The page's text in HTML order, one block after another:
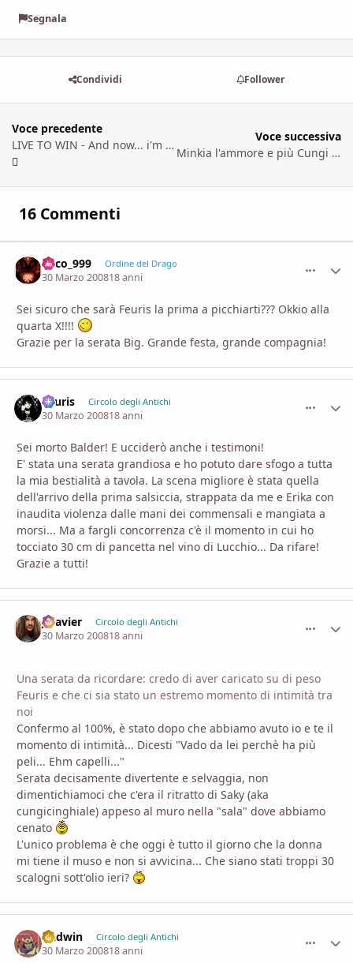
Segnala
Condividi Follower
Voce precedente
LIVE TO WIN - And now... i'm a Doctor
Voce successiva
Minkia l'ammore e più Cungi per tutti
16 Commenti
falco_999 Ordine del Drago
30 Marzo 200818 anni
Sei sicuro che sarà Feuris la prima a picchiarti??? Okkio alla
quarta X!!!!
Grazie per la serata Big. Grande festa, grande compagnia!
Feuris Circolo degli Antichi
30 Marzo 200818 anni
Sei morto Balder! E ucciderò anche i testimoni!
E' stata una serata grandiosa e ho potuto dare sfogo a tutta
la mia bestialità a tavola. La scena migliore è stata quella
dell'arrivo della prima salsiccia, strappata da me e Erika con
inaudita violenza dalle mani dei commensali e mangiata a
morsi... Ma a fargli concorrenza c'è il momento in cui ho
tocciato 30 cm di pancetta nel vino di Lucchio... Da rifare!
Grazie a tutti!
Jalavier Circolo degli Antichi
30 Marzo 200818 anni
Una serata da ricordare: credo di aver caricato su di peso
Feuris e che ci sia stato un estremo momento di intimità tra
noi
Confermo al 100%, è stato dopo che abbiamo avuto io e te il
momento di intimità... Dicesti "Vado da lei perchè ha più
peli... Ehm capelli..."
Serata decisamente divertente e selvaggia, non
dimentichiamoci che c'era il ritratto di Saky (aka
cungicinghiale) appeso al muro nella "sala" dove abbiamo
cenato
L'unico problema è che oggi è tutto il giorno che la donna
mi tiene il muso e non si avvicina... Che siano stati troppi 30
scalogni sott'olio ieri?
Gadwin Circolo degli Antichi
30 Marzo 200818 anni